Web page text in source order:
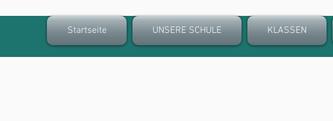
Startseite UNSERE SCHULE KLASSEN